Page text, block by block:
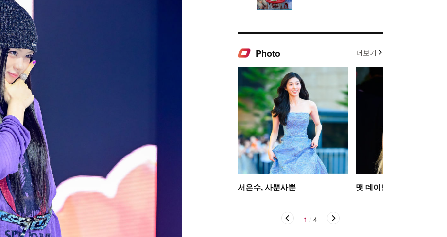
Photo 더보기
서은수, 사뿐사뿐 맷 데이먼 딸, 인형 미모
1 4